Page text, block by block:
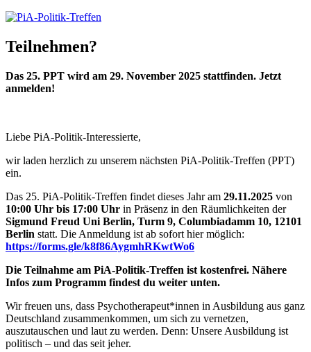
Teilnehmen?
Das 25. PPT wird am 29. November 2025 stattfinden. Jetzt
anmelden!
Liebe PiA-Politik-Interessierte,
wir laden herzlich zu unserem nächsten PiA-Politik-Treffen (PPT)
ein.
Das 25. PiA-Politik-Treffen findet dieses Jahr am 29.11.2025 von
10:00 Uhr bis 17:00 Uhr in Präsenz in den Räumlichkeiten der
Sigmund Freud Uni Berlin, Turm 9, Columbiadamm 10, 12101
Berlin statt. Die Anmeldung ist ab sofort hier möglich:
https://forms.gle/k8f86AygmhRKwtWo6
Die Teilnahme am PiA-Politik-Treffen ist kostenfrei. Nähere
Infos zum Programm findest du weiter unten.
Wir freuen uns, dass Psychotherapeut*innen in Ausbildung aus ganz
Deutschland zusammenkommen, um sich zu vernetzen,
auszutauschen und laut zu werden. Denn: Unsere Ausbildung ist
politisch – und das seit jeher.